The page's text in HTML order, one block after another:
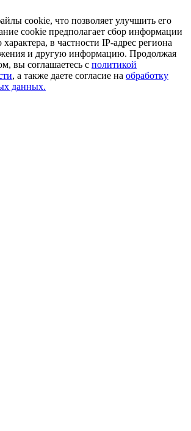
cookie, что позволяет улучшить его
cookie предполагает сбор информации
характера, в частности IP-адрес региона
и другую информацию. Продолжая
вы соглашаетесь с политикой
, а также даете согласие на обработку
данных.